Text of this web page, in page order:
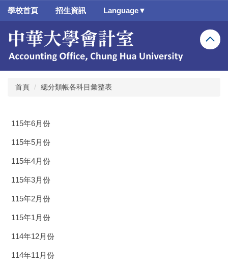
跳
要
容
區
學校首頁 招生資訊 Language▼
首頁 總分類帳各科目彙整表
115年6月份
115年5月份
115年4月份
115年3月份
115年2月份
115年1月份
114年12月份
114年11月份